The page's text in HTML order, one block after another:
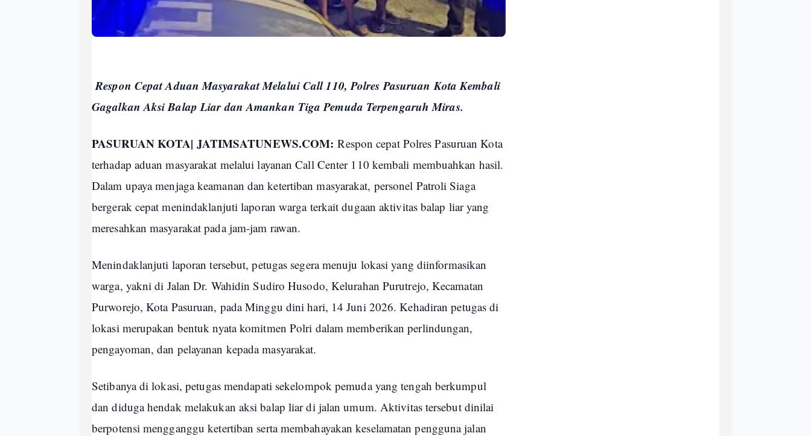
Respon Cepat Aduan Masyarakat Melalui Call 110, Polres Pasuruan Kota Kembali
Gagalkan Aksi Balap Liar dan Amankan Tiga Pemuda Terpengaruh Miras.
PASURUAN KOTA| JATIMSATUNEWS.COM:Respon cepat Polres Pasuruan Kota
terhadap aduan masyarakat melalui layanan Call Center 110 kembali membuahkan hasil.
Dalam upaya menjaga keamanan dan ketertiban masyarakat, personel Patroli Siaga
bergerak cepat menindaklanjuti laporan warga terkait dugaan aktivitas balap liar yang
meresahkan masyarakat pada jam-jam rawan.
Menindaklanjuti laporan tersebut, petugas segera menuju lokasi yang diinformasikan
warga, yakni di Jalan Dr. Wahidin Sudiro Husodo, Kelurahan Purutrejo, Kecamatan
Purworejo, Kota Pasuruan, pada Minggu dini hari, 14 Juni 2026. Kehadiran petugas di
lokasi merupakan bentuk nyata komitmen Polri dalam memberikan perlindungan,
pengayoman, dan pelayanan kepada masyarakat.
Setibanya di lokasi, petugas mendapati sekelompok pemuda yang tengah berkumpul
dan diduga hendak melakukan aksi balap liar di jalan umum. Aktivitas tersebut dinilai
berpotensi mengganggu ketertiban serta membahayakan keselamatan pengguna jalan